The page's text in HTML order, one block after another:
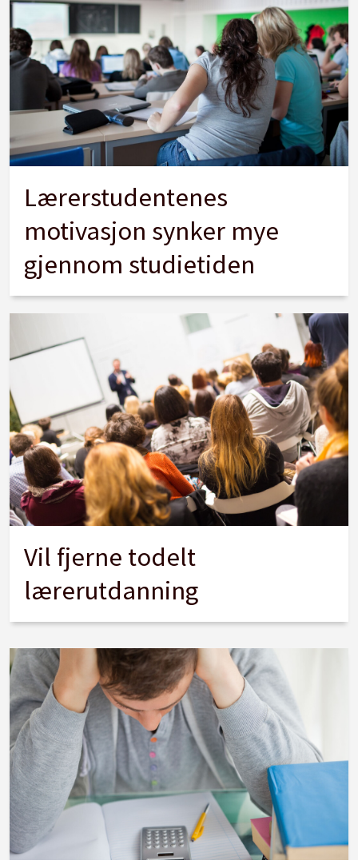
Lærerstudentenes
motivasjon synker mye
gjennom studietiden
Vil fjerne todelt
lærerutdanning